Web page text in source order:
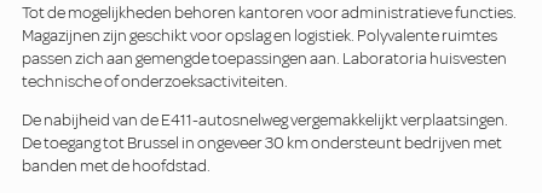
Tot de mogelijkheden behoren kantoren voor administratieve functies.
Magazijnen zijn geschikt voor opslag en logistiek. Polyvalente ruimtes
passen zich aan gemengde toepassingen aan. Laboratoria huisvesten
technische of onderzoeksactiviteiten.
De nabijheid van de E411-autosnelweg vergemakkelijkt verplaatsingen.
De toegang tot Brussel in ongeveer 30 km ondersteunt bedrijven met
banden met de hoofdstad.